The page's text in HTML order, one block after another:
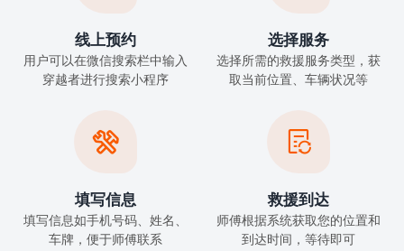
线上预约
用户可以在微信搜索栏中输入
穿越者进行搜索小程序
选择服务
选择所需的救援服务类型，获
取当前位置、车辆状况等

填写信息
填写信息如手机号码、姓名、
车牌，便于师傅联系

救援到达
师傅根据系统获取您的位置和
到达时间，等待即可